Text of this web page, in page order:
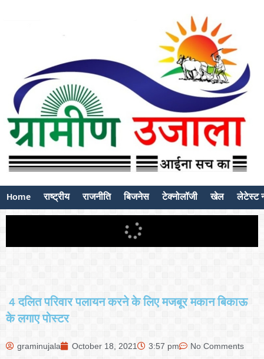
Home राष्ट्रीय राजनीति बिजनेस टेक्नोलॉजी खेल लेटेस्ट
4 दलित परिवार पलायन करने के लिए मजबूर मकान बिकाऊ
के लगाए पोस्टर
graminujala October 18, 2021 3:57 pm No Comments